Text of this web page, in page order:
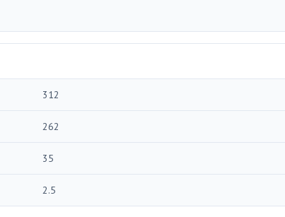
312
262
35
2.5